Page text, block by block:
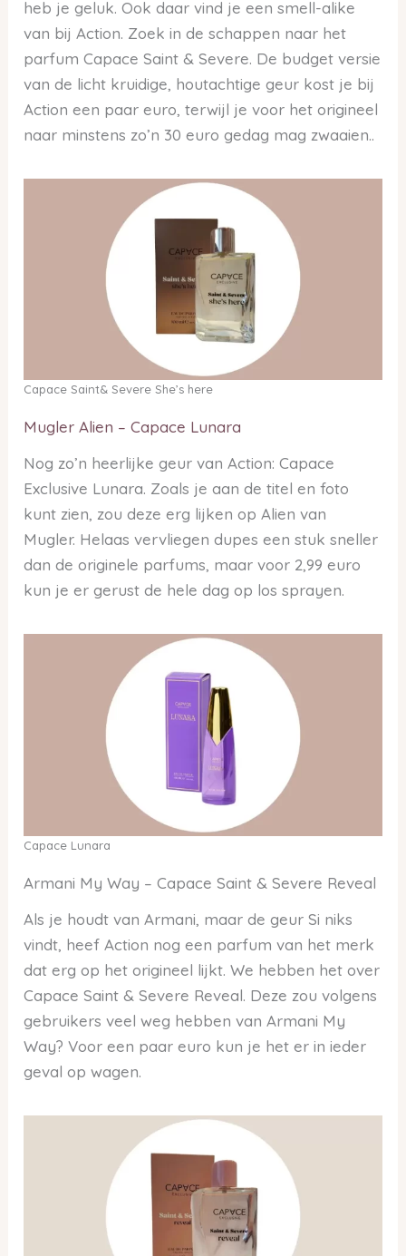
heb je geluk. Ook daar vind je een smell-alike
van bij Action. Zoek in de schappen naar het
parfum Capace Saint & Severe. De budget versie
van de licht kruidige, houtachtige geur kost je bij
Action een paar euro, terwijl je voor het origineel
naar minstens zo’n 30 euro gedag mag zwaaien..
Capace Saint& Severe She’s here
Mugler Alien – Capace Lunara
Nog zo’n heerlijke geur van Action: Capace
Exclusive Lunara. Zoals je aan de titel en foto
kunt zien, zou deze erg lijken op Alien van
Mugler. Helaas vervliegen dupes een stuk sneller
dan de originele parfums, maar voor 2,99 euro
kun je er gerust de hele dag op los sprayen.
Capace Lunara
Armani My Way – Capace Saint & Severe Reveal
Als je houdt van Armani, maar de geur Si niks
vindt, heef Action nog een parfum van het merk
dat erg op het origineel lijkt. We hebben het over
Capace Saint & Severe Reveal. Deze zou volgens
gebruikers veel weg hebben van Armani My
Way? Voor een paar euro kun je het er in ieder
geval op wagen.